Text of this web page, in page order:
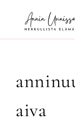
sisältöön
aiva